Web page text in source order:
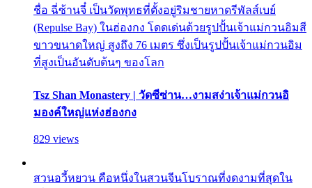
ชื่อ ฉี่ซ้านจี๋ เป็นวัดพุทธที่ตั้งอยู่ริมชายหาดรีพัลส์เบย์
(Repulse Bay) ในฮ่องกง โดดเด่นด้วยรูปปั้นเจ้าแม่กวนอิมสี
ขาวขนาดใหญ่ สูงถึง 76 เมตร ซึ่งเป็นรูปปั้นเจ้าแม่กวนอิม
ที่สูงเป็นอันดับต้นๆ ของโลก
Tsz Shan Monastery | วัดซีซ่าน…งามสง่าเจ้าแม่กวนอิ
มองค์ใหญ่แห่งฮ่องกง
829 views
สวนอวี้หยวน คือหนึ่งในสวนจีนโบราณที่งดงามที่สุดใน